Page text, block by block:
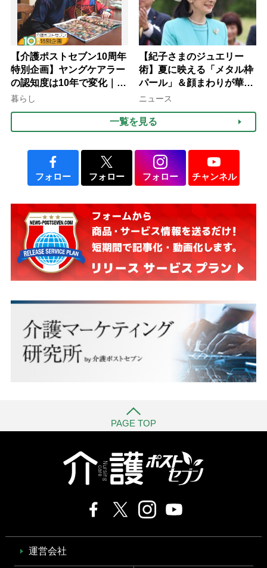
【介護ポストセブン10周年
特別企画】ヤングケアラー
の認知度は10年で変化｜流
行語大賞にノミネート、法
暮らし
【紀子さまのジュエリー
術】夏に映える「メタル枠
パール」＆顔まわりが華や
ぐ「揺れる一粒」の使い分
ニュース
一覧を見る
フォロー フォロー フォロー チャンネル
PAGE TOP
運営会社